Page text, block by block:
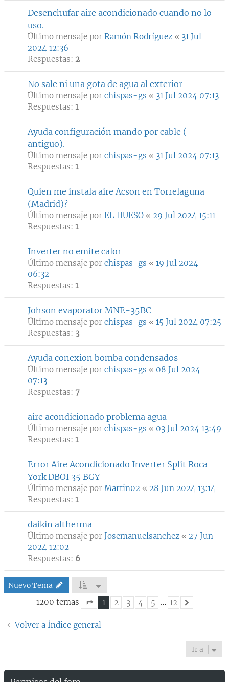
Desenchufar aire acondicionado cuando no lo
uso.
Último mensaje por Ramón Rodríguez « 31 Jul
2024 12:36
Respuestas: 2
No sale ni una gota de agua al exterior
Último mensaje por chispas-gs « 31 Jul 2024 07:13
Respuestas: 1
Ayuda configuración mando por cable (
antiguo).
Último mensaje por chispas-gs « 31 Jul 2024 07:13
Respuestas: 1
Quien me instala aire Acson en Torrelaguna
(Madrid)?
Último mensaje por EL HUESO « 29 Jul 2024 15:11
Respuestas: 1
Inverter no emite calor
Último mensaje por chispas-gs « 19 Jul 2024
06:32
Respuestas: 1
Johson evaporator MNE-35BC
Último mensaje por chispas-gs « 15 Jul 2024 07:25
Respuestas: 3
Ayuda conexion bomba condensados
Último mensaje por chispas-gs « 08 Jul 2024
07:13
Respuestas: 7
aire acondicionado problema agua
Último mensaje por chispas-gs « 03 Jul 2024 13:49
Respuestas: 1
Error Aire Acondicionado Inverter Split Roca
York DBOI 35 BGY
Último mensaje por Martin02 « 28 Jun 2024 13:14
Respuestas: 1
daikin altherma
Último mensaje por Josemanuelsanchez « 27 Jun
2024 12:02
Respuestas: 6
Nuevo Tema
1200 temas
Página1de12
1 2 3 4 5 … 12
Siguiente
Volver a Índice general
Ir a